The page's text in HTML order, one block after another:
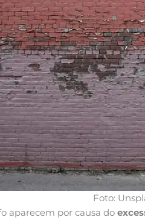
Foto:
aparecem por causa do